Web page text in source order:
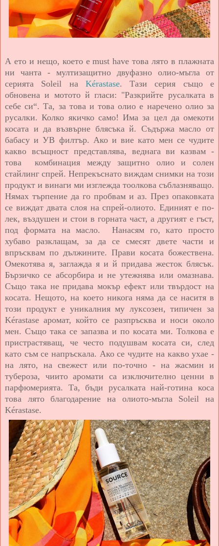
А ето и нещо, което е must have това лято в плажната
ни чанта - мултизащитно двуфазно олио-мъгла от
серията Soleil на Kérastase. Тази серия също е
обновена и мотото й гласи: "Разкрийте русалката в
себе си“. Та, за това и това олио е наречено олио за
русалки. Колко якичко само! Има за цел да омекоти
косата и да възвърне блясъка й. Съдържа масло от
бабасу и УВ филтър. Ако и вие като мен се чудите
какво всъщност представлява, веднага ви казвам -
това комбинация между защитно олио и солен
стайлинг спрей. Непрекъснато виждам снимки на този
продукт и винаги ми изглежда тоолкова съблазняващо.
Нямах търпение да го пробвам и аз. През опаковката
се виждат двата слоя на спрей-олиото. Единият е по-
лек, въздушен и стои в горната част, а другият е гъст,
под формата на масло. Нанасям го, като просто
хубаво разклащам, за да се смесят двете части и
впръсквам по дължините. Прави косата божествена.
Омекотява я, заглажда я и й придава жесток блясък.
Бързичко се абсорбира и не утежнява или омазнава.
Също така не придава мокър ефект или твърдост на
косата. Нещото, на което никога няма да се наситя в
този продукт е уникалния му луксозен, типичен за
Kérastase аромат, който се разпръсква и носи около
мен. Също така се запазва и по косата ми. Толкова е
пристрастяващ, че често подушвам косата си, след
като съм се напръскала. Ако се чудите на какво ухае -
на лято, на свежест или по-точно - на жасмин и
тубероза, чиито аромати са изключително ценни в
парфюмерията. Та, бъди русалката най-готина коса
това лято благодарение на олиото-мъгла Soleil на
Kérastase.